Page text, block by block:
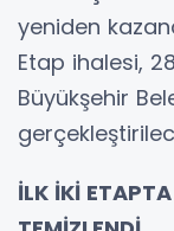
yeniden
Etap ihalesi,
Büyükşehir
İLK İKİ